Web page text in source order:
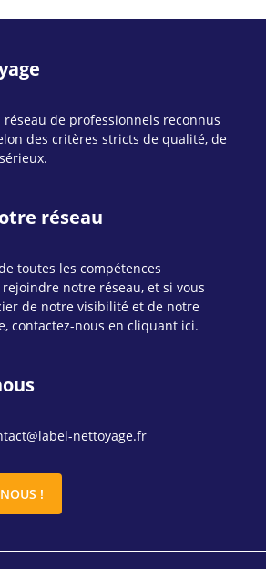
réseau de professionnels reconnus
des critères stricts de qualité, de
réseau
toutes les compétences
notre réseau, et si vous
de notre visibilité et de notre
contactez-nous en cliquant ici.
nettoyage.fr
!